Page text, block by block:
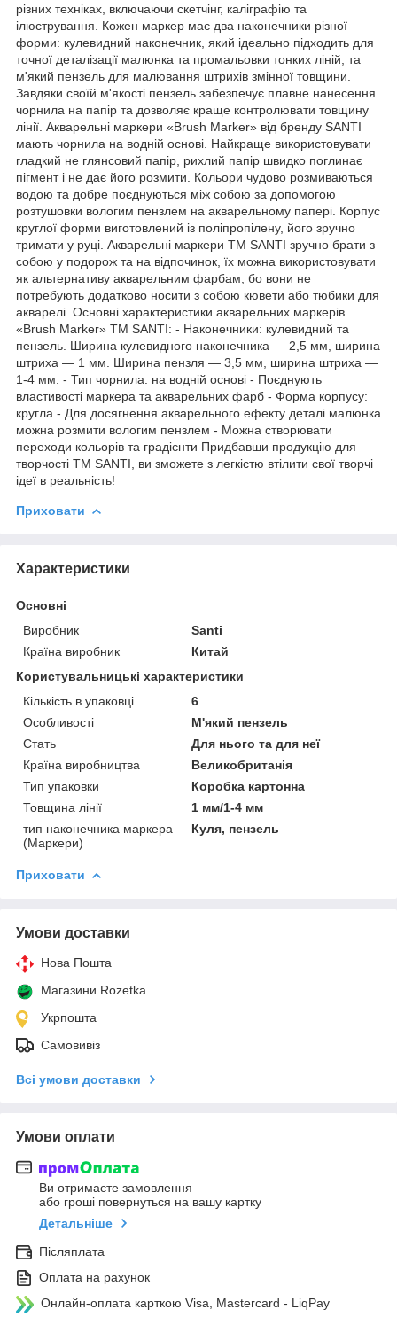
різних техніках, включаючи скетчінг, каліграфію та
ілюстрування. Кожен маркер має два наконечники різної
форми: кулевидний наконечник, який ідеально підходить для
точної деталізації малюнка та промальовки тонких ліній, та
м'який пензель для малювання штрихів змінної товщини.
Завдяки своїй м'якості пензель забезпечує плавне нанесення
чорнила на папір та дозволяє краще контролювати товщину
лінії. Акварельні маркери «Brush Marker» від бренду SANTI
мають чорнила на водній основі. Найкраще використовувати
гладкий не глянсовий папір, рихлий папір швидко поглинає
пігмент і не дає його розмити. Кольори чудово розмиваються
водою та добре поєднуються між собою за допомогою
розтушовки вологим пензлем на акварельному папері. Корпус
круглої форми виготовлений із поліпропілену, його зручно
тримати у руці. Акварельні маркери ТМ SANTI зручно брати з
собою у подорож та на відпочинок, їх можна використовувати
як альтернативу акварельним фарбам, бо вони не
потребують додатково носити з собою кювети або тюбики для
акварелі. Основні характеристики акварельних маркерів
«Brush Marker» ТМ SANTI: - Наконечники: кулевидний та
пензель. Ширина кулевидного наконечника — 2,5 мм, ширина
штриха — 1 мм. Ширина пензля — 3,5 мм, ширина штриха —
1-4 мм. - Тип чорнила: на водній основі - Поєднують
властивості маркера та акварельних фарб - Форма корпусу:
кругла - Для досягнення акварельного ефекту деталі малюнка
можна розмити вологим пензлем - Можна створювати
переходи кольорів та градієнти Придбавши продукцію для
творчості ТМ SANTI, ви зможете з легкістю втілити свої творчі
ідеї в реальність!
Приховати
Характеристики
Основні
Виробник
Santi
Країна виробник
Китай
Користувальницькі характеристики
Кількість в упаковці
6
Особливості
М'який пензель
Стать
Для нього та для неї
Країна виробництва
Великобританія
Тип упаковки
Коробка картонна
Товщина лінії
1 мм/1-4 мм
тип наконечника маркера
(Маркери)
Куля, пензель
Приховати
Умови доставки
Нова Пошта
Магазини Rozetka
Укрпошта
Самовивіз
Всі умови доставки
Умови оплати
Ви отримаєте замовлення
або гроші повернуться на вашу картку
Детальніше
Післяплата
Оплата на рахунок
Онлайн-оплата карткою Visa, Mastercard - LiqPay